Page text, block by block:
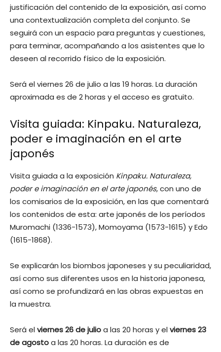
justificación del contenido de la exposición, así como
una contextualización completa del conjunto. Se
seguirá con un espacio para preguntas y cuestiones,
para terminar, acompañando a los asistentes que lo
deseen al recorrido físico de la exposición.
Será el viernes 26 de julio a las 19 horas. La duración
aproximada es de 2 horas y el acceso es gratuito.
Visita guiada: Kinpaku. Naturaleza,
poder e imaginación en el arte
japonés
Visita guiada a la exposición Kinpaku. Naturaleza,
poder e imaginación en el arte japonés, con uno de
los comisarios de la exposición, en las que comentará
los contenidos de esta: arte japonés de los períodos
Muromachi (1336-1573), Momoyama (1573-1615) y Edo
(1615-1868).
Se explicarán los biombos japoneses y su peculiaridad,
así como sus diferentes usos en la historia japonesa,
así como se profundizará en las obras expuestas en
la muestra.
Será elviernes 26 de julioa las 20 horas y elviernes 23
de agostoa las 20 horas. La duración es de